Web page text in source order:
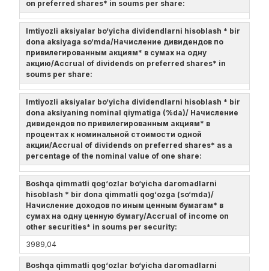
on preferred shares* in soums per share:
Imtiyozli aksiyalar bo‘yicha dividendlarni hisoblash * bir
dona aksiyaga so‘mda/Начисление дивидендов по
привилегированным акциям* в сумах на одну
акцию/Accrual of dividends on preferred shares* in
soums per share:
Imtiyozli aksiyalar bo‘yicha dividendlarni hisoblash * bir
dona aksiyaning nominal qiymatiga (%da)/ Начисление
дивидендов по привилегированным акциям* в
процентах к номинальной стоимости одной
акции/Accrual of dividends on preferred shares* as a
percentage of the nominal value of one share:
Boshqa qimmatli qog‘ozlar bo‘yicha daromadlarni
hisoblash * bir dona qimmatli qog‘ozga (so‘mda)/
Начисление доходов по иным ценным бумагам* в
сумах на одну ценную бумагу/Accrual of income on
other securities* in soums per security:
3989,04
Boshqa qimmatli qog‘ozlar bo‘yicha daromadlarni